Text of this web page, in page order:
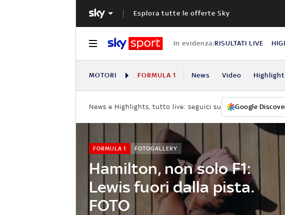
Esplora tutte le offerte Sky
In evidenza:RISULTATI LIVE
MOTORI FORMULA 1 News Video
News e Highlights, tutto live: seguici su Google
Hamilton, non solo F1:
Lewis fuori dalla pista.
FOTO
FORMULA 1 FOTOGALLERY